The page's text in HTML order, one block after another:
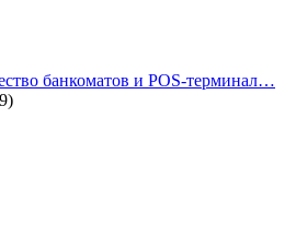
банкоматов и POS-терминал…